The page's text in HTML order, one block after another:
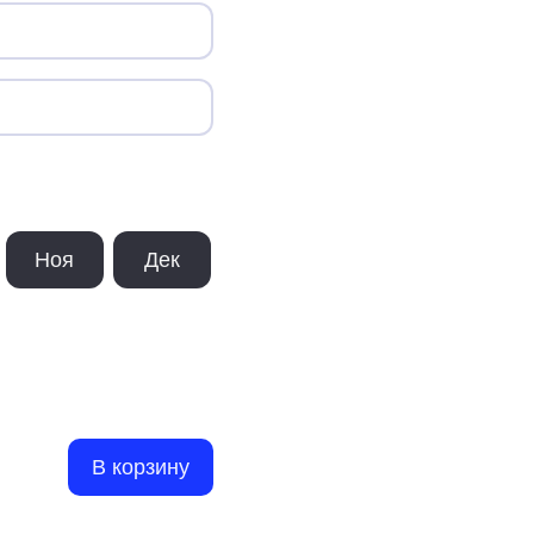
Ноя Дек
В корзину